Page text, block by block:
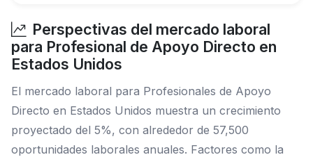
Perspectivas del mercado laboral
para Profesional de Apoyo Directo en
Estados Unidos
El mercado laboral para Profesionales de Apoyo
Directo en Estados Unidos muestra un crecimiento
proyectado del 5%, con alrededor de 57,500
oportunidades laborales anuales. Factores como la